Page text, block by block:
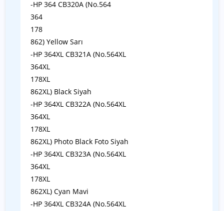
-HP 364 CB320A (No.564
364
178
862) Yellow Sarı
-HP 364XL CB321A (No.564XL
364XL
178XL
862XL) Black Siyah
-HP 364XL CB322A (No.564XL
364XL
178XL
862XL) Photo Black Foto Siyah
-HP 364XL CB323A (No.564XL
364XL
178XL
862XL) Cyan Mavi
-HP 364XL CB324A (No.564XL